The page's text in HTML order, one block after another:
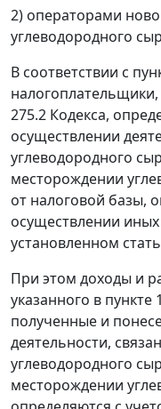
2) операторами
углеводородного
В соответствии с
налогоплательщики,
275.2 Кодекса,
осуществлении
углеводородного
месторождении
от налоговой базы,
осуществлении
установленном
При этом доходы и
указанного в пункте
полученные и
деятельности,
углеводородного
месторождении